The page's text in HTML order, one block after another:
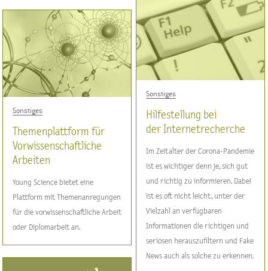
Sonstiges
Hilfestellung bei
der Internetrecherche
Im Zeitalter der Corona-Pandemie
ist es wichtiger denn je, sich gut
und richtig zu informieren. Dabei
ist es oft nicht leicht, unter der
Vielzahl an verfügbaren
Informationen die richtigen und
seriösen herauszufiltern und Fake
News auch als solche zu erkennen.
Sonstiges
Themenplattform für
Vorwissenschaftliche
Arbeiten
Young Science bietet eine
Plattform mit Themenanregungen
für die vorwissenschaftliche Arbeit
oder Diplomarbeit an.